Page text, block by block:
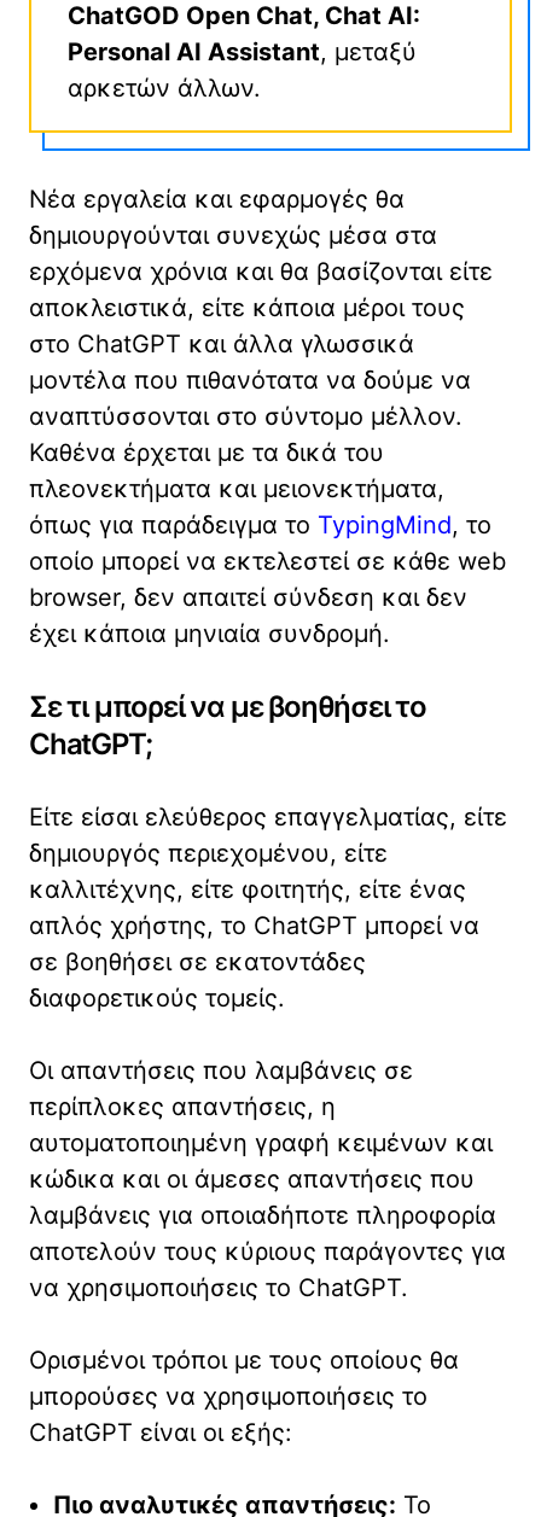
ChatGOD Open Chat, Chat AI:
Personal AI Assistant, μεταξύ
αρκετών άλλων.
Νέα εργαλεία και εφαρμογές θα
δημιουργούνται συνεχώς μέσα στα
ερχόμενα χρόνια και θα βασίζονται είτε
αποκλειστικά, είτε κάποια μέροι τους
στο ChatGPT και άλλα γλωσσικά
μοντέλα που πιθανότατα να δούμε να
αναπτύσσονται στο σύντομο μέλλον.
Καθένα έρχεται με τα δικά του
πλεονεκτήματα και μειονεκτήματα,
όπως για παράδειγμα το TypingMind, το
οποίο μπορεί να εκτελεστεί σε κάθε web
browser, δεν απαιτεί σύνδεση και δεν
έχει κάποια μηνιαία συνδρομή.
Σε τι μπορεί να με βοηθήσει το
ChatGPT;
Είτε είσαι ελεύθερος επαγγελματίας, είτε
δημιουργός περιεχομένου, είτε
καλλιτέχνης, είτε φοιτητής, είτε ένας
απλός χρήστης, το ChatGPT μπορεί να
σε βοηθήσει σε εκατοντάδες
διαφορετικούς τομείς.
Οι απαντήσεις που λαμβάνεις σε
περίπλοκες απαντήσεις, η
αυτοματοποιημένη γραφή κειμένων και
κώδικα και οι άμεσες απαντήσεις που
λαμβάνεις για οποιαδήποτε πληροφορία
αποτελούν τους κύριους παράγοντες για
να χρησιμοποιήσεις το ChatGPT.
Ορισμένοι τρόποι με τους οποίους θα
μπορούσες να χρησιμοποιήσεις το
ChatGPT είναι οι εξής:
Πιο αναλυτικές απαντήσεις: Το